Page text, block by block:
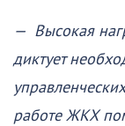
— Высокая
диктует
работе ЖКХ